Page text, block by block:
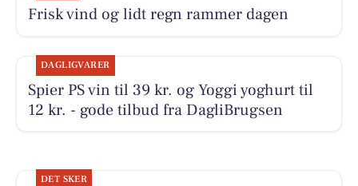
Frisk vind og lidt regn rammer dagen
DAGLIGVARER
Spier PS vin til 39 kr. og Yoggi yoghurt til
12 kr. - gode tilbud fra DagliBrugsen
DET SKER